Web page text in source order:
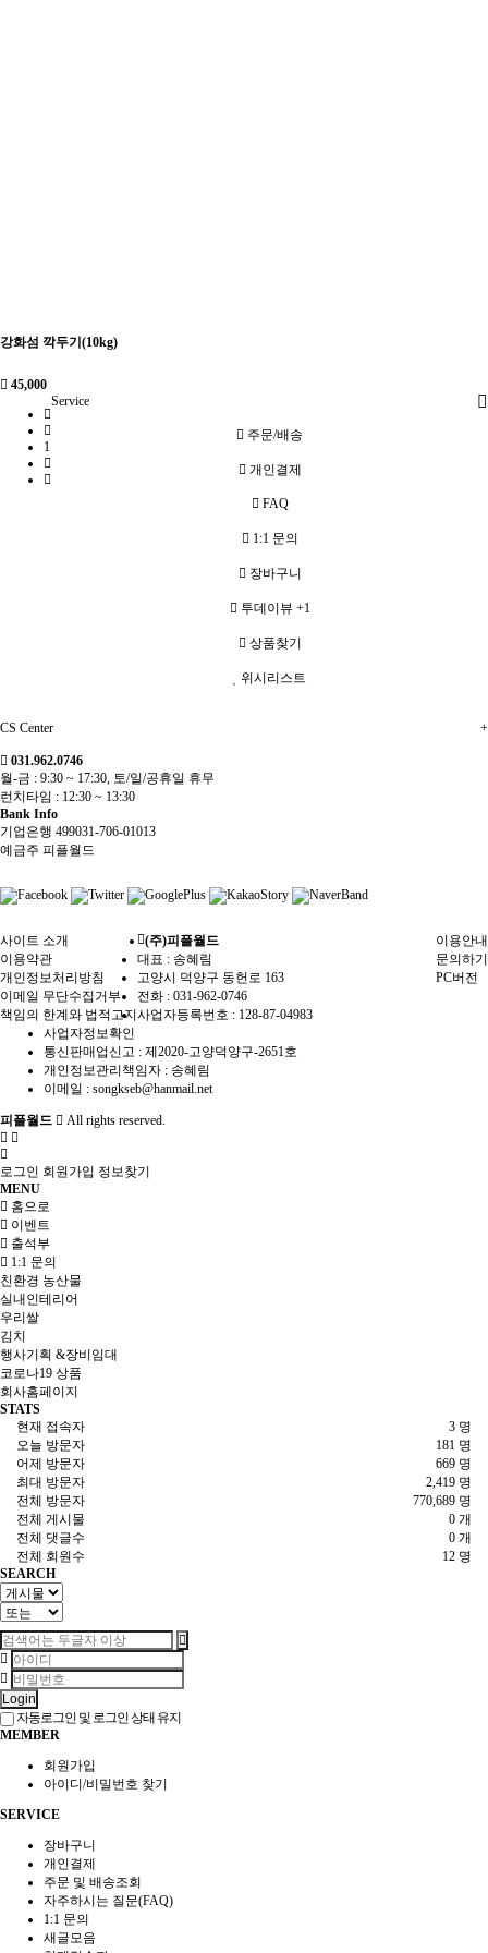
강화섬 깍두기(10kg)
45,000
1
Service
주문/배송
개인결제
FAQ
1:1 문의
장바구니
투데이뷰 +1
상품찾기
위시리스트
+
CS Center
031.962.0746
월-금 : 9:30 ~ 17:30, 토/일/공휴일 휴무
런치타임 : 12:30 ~ 13:30
Bank Info
기업은행 499031-706-01013
예금주 피플월드
사이트 소개
이용약관
개인정보처리방침
이메일 무단수집거부
책임의 한계와 법적고지
이용안내
문의하기
PC버전
(주)피플월드
대표 : 송혜림
고양시 덕양구 동헌로 163
전화 : 031-962-0746
사업자등록번호 : 128-87-04983
사업자정보확인
통신판매업신고 : 제2020-고양덕양구-2651호
개인정보관리책임자 : 송혜림
이메일 : songkseb@hanmail.net
피플월드 All rights reserved.
로그인 회원가입 정보찾기
MENU
홈으로
이벤트
출석부
1:1 문의
친환경 농산물
실내인테리어
우리쌀
김치
행사기획 &장비임대
코로나19 상품
회사홈페이지
STATS
3 명
현재 접속자
181 명
오늘 방문자
669 명
어제 방문자
2,419 명
최대 방문자
770,689 명
전체 방문자
0 개
전체 게시물
0 개
전체 댓글수
12 명
전체 회원수
SEARCH
Login
자동로그인 및 로그인 상태 유지
MEMBER
회원가입
아이디/비밀번호 찾기
SERVICE
장바구니
개인결제
주문 및 배송조회
자주하시는 질문(FAQ)
1:1 문의
새글모음